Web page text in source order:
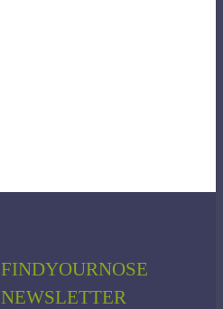
FINDYOURNOSE
NEWSLETTER